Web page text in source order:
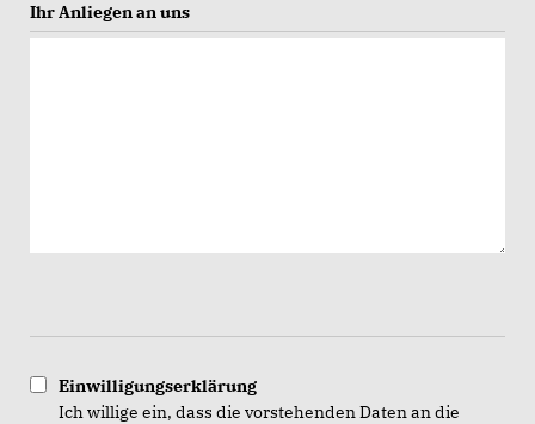
Ihr Anliegen an uns
Einwilligungserklärung
Ich willige ein, dass die vorstehenden Daten an die